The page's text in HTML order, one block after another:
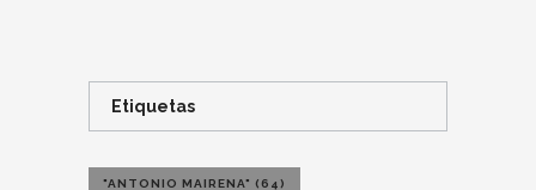
Etiquetas
"ANTONIO MAIRENA" (64)